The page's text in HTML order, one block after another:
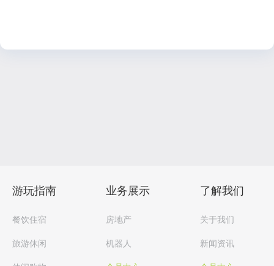
游玩指南
餐饮住宿
旅游休闲
房地产
机器人
业务展示
关于我们
新闻资讯
了解我们